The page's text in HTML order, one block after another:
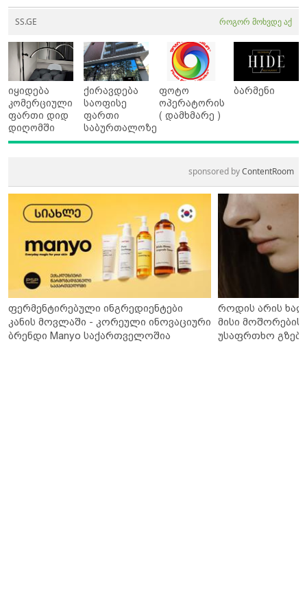
SS.GE როგორ მოხვდე აქ
იყიდება
კომერციული
ფართი დიდ
დიღომში
ქირავდება
საოფისე
ფართი
საბურთალოზე
ფოტო
ოპერატორის
( დამხმარე )
ბარმენი
sponsored byContentRoom
ფერმენტირებული ინგრედიენტები
კანის მოვლაში - კორეული ინოვაციური
ბრენდი Manyo საქართველოშია
როდის არის
მისი მოშორების
უსაფრთხო გზები